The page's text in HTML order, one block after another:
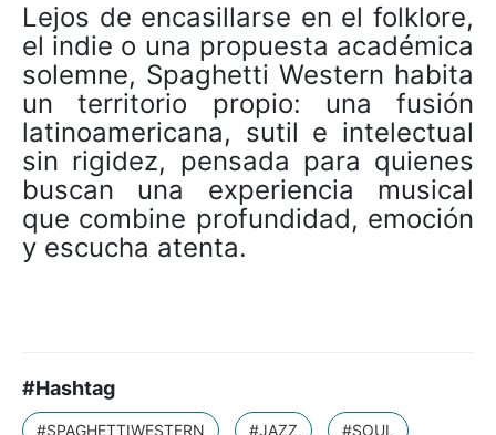
Lejos de encasillarse en el folklore,
el indie o una propuesta académica
solemne, Spaghetti Western habita
un territorio propio: una fusión
latinoamericana, sutil e intelectual
sin rigidez, pensada para quienes
buscan una experiencia musical
que combine profundidad, emoción
y escucha atenta.
#Hashtag
#SPAGHETTIWESTERN #JAZZ
#SOUL